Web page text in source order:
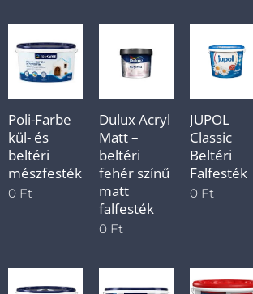
Poli-Farbe
kül- és
beltéri
mészfesték
0 Ft
Dulux Acryl
Matt –
beltéri
fehér színű
matt
falfesték
0 Ft
JUPOL
Classic
Beltéri
Falfesték
0 Ft